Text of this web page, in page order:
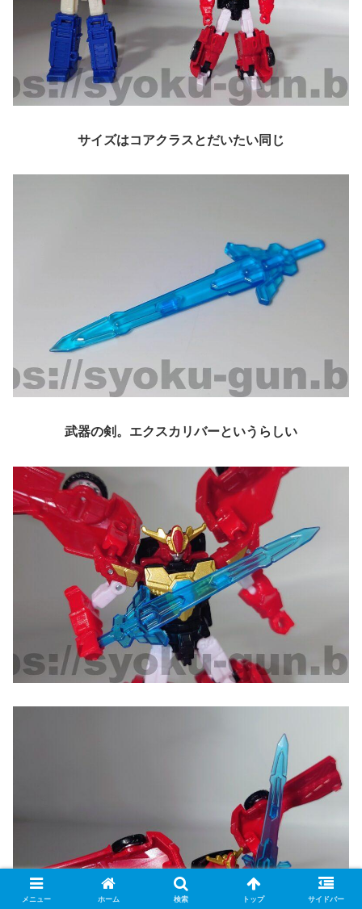
サイズはコアクラスとだいたい同じ
武器の剣。エクスカリバーというらしい
メニュー ホーム 検索 トップ サイドバー